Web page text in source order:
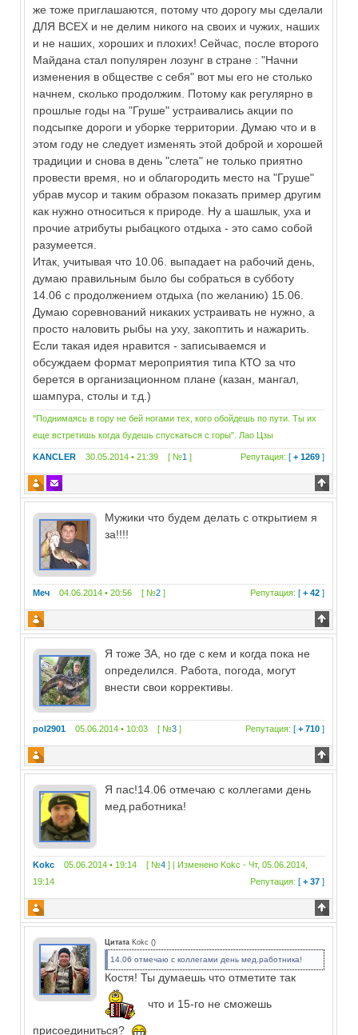
же тоже приглашаются, потому что дорогу мы сделали
ДЛЯ ВСЕХ и не делим никого на своих и чужих, наших
и не наших, хороших и плохих! Сейчас, после второго
Майдана стал популярен лозунг в стране : "Начни
изменения в обществе с себя" вот мы его не столько
начнем, сколько продолжим. Потому как регулярно в
прошлые годы на "Груше" устраивались акции по
подсыпке дороги и уборке территории. Думаю что и в
этом году не следует изменять этой доброй и хорошей
традиции и снова в день "слета" не только приятно
провести время, но и облагородить место на "Груше"
убрав мусор и таким образом показать пример другим
как нужно относиться к природе. Ну а шашлык, уха и
прочие атрибуты рыбацкого отдыха - это само собой
разумеется.
Итак, учитывая что 10.06. выпадает на рабочий день,
думаю правильным было бы собраться в субботу
14.06 с продолжением отдыха (по желанию) 15.06.
Думаю соревнований никаких устраивать не нужно, а
просто наловить рыбы на уху, закоптить и нажарить.
Если такая идея нравится - записываемся и
обсуждаем формат мероприятия типа КТО за что
берется в организационном плане (казан, мангал,
шампура, столы и т.д.)
"Поднимаясь в гору не бей ногами тех, кого обойдешь по пути. Ты их
еще встретишь когда будешь спускаться с горы". Лао Цзы
KANCLER 30.05.2014 • 21:39 [ №1 ] Репутация: [+ 1269 ]
Мужики что будем делать с открытием я
за!!!!
Меч 04.06.2014 • 20:56 [ №2 ] Репутация: [+ 42 ]
Я тоже ЗА, но где с кем и когда пока не
определился. Работа, погода, могут
внести свои коррективы.
pol2901 05.06.2014 • 10:03 [ №3 ] Репутация: [+ 710 ]
Я пас!14.06 отмечаю с коллегами день
мед.работника!
Kokc 05.06.2014 • 19:14 [ №4 ] | Изменено Kokc -Чт, 05.06.2014,
19:14
Репутация: [+ 37 ]
Цитата Kokc ()
14.06 отмечаю с коллегами день мед.работника!
Костя! Ты думаешь что отметите так
что и 15-го не сможешь
присоединиться?